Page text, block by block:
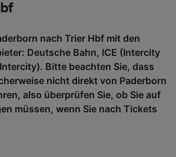
nach Trier Hbf mit den
Deutsche Bahn, ICE (Intercity
Bitte beachten Sie, dass
nicht direkt von Paderborn
also überprüfen Sie, ob Sie auf
müssen, wenn Sie nach Tickets